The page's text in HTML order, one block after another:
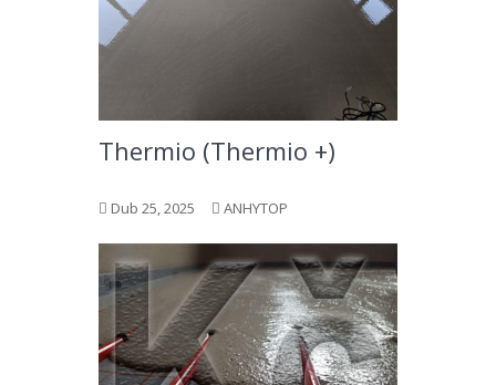
Thermio (Thermio +)
Dub 25, 2025 ANHYTOP